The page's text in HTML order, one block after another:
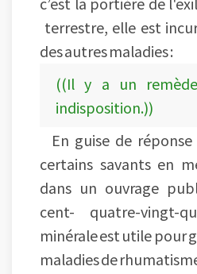
terrestre, elle est
des autres maladies :
((Il y a un
indisposition.))
En guise de
certains savants en
dans un ouvrage
cent- quatre-vingt-
minérale est utile pour
maladies de